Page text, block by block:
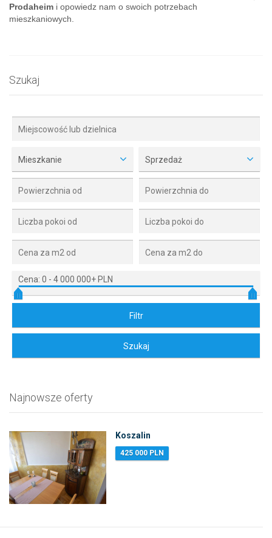
Prodaheim i opowiedz nam o swoich potrzebach
mieszkaniowych.
Szukaj
Mieszkanie Sprzedaż
Cena: 0 - 4 000 000+ PLN
Najnowsze oferty
Koszalin
425 000 PLN